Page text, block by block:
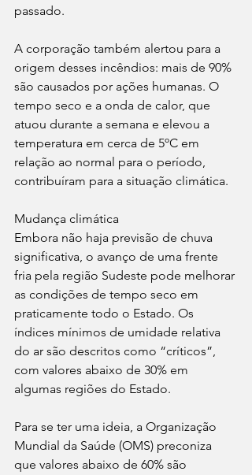
passado.
A corporação também alertou para a
origem desses incêndios: mais de 90%
são causados por ações humanas. O
tempo seco e a onda de calor, que
atuou durante a semana e elevou a
temperatura em cerca de 5ºC em
relação ao normal para o período,
contribuíram para a situação climática.
Mudança climática
Embora não haja previsão de chuva
significativa, o avanço de uma frente
fria pela região Sudeste pode melhorar
as condições de tempo seco em
praticamente todo o Estado. Os
índices mínimos de umidade relativa
do ar são descritos como “críticos”,
com valores abaixo de 30% em
algumas regiões do Estado.
Para se ter uma ideia, a Organização
Mundial da Saúde (OMS) preconiza
que valores abaixo de 60% são